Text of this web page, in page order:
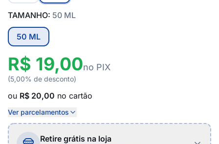
TAMANHO: 50 ML
50 ML
R$ 19,00no PIX
(5,00% de desconto)
ou R$ 20,00 no cartão
Ver parcelamentos
Retire grátis na loja